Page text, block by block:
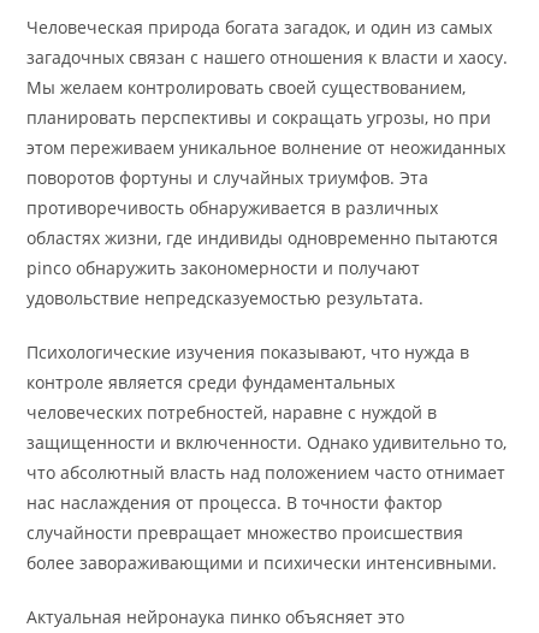
Человеческая природа богата загадок, и один из самых
загадочных связан с нашего отношения к власти и хаосу.
Мы желаем контролировать своей существованием,
планировать перспективы и сокращать угрозы, но при
этом переживаем уникальное волнение от неожиданных
поворотов фортуны и случайных триумфов. Эта
противоречивость обнаруживается в различных
областях жизни, где индивиды одновременно пытаются
pinco обнаружить закономерности и получают
удовольствие непредсказуемостью результата.
Психологические изучения показывают, что нужда в
контроле является среди фундаментальных
человеческих потребностей, наравне с нуждой в
защищенности и включенности. Однако удивительно то,
что абсолютный власть над положением часто отнимает
нас наслаждения от процесса. В точности фактор
случайности превращает множество происшествия
более завораживающими и психически интенсивными.
Актуальная нейронаука пинко объясняет это